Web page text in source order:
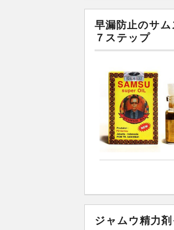
早漏防止のサ
７ステップ
ジャムウ精力